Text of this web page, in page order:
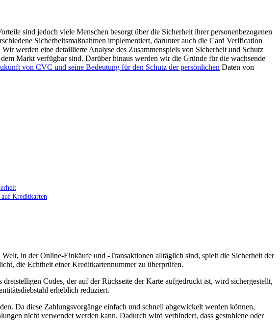
sind jedoch viele Menschen besorgt über⁢ die Sicherheit ihrer personenbezogenen
Sicherheitsmaßnahmen implementiert, darunter ‍auch die Card Verification
Wir werden‌ eine detaillierte⁢ Analyse des ⁤Zusammenspiels⁤ von Sicherheit und Schutz
Markt verfügbar sind. Darüber hinaus werden wir die Gründe für die wachsende
von CVC und ​seine⁣ Bedeutung für den Schutz der persönlichen Daten von
auf Kreditkarten
in ‍der Online-Einkäufe⁤ und -Transaktionen alltäglich sind, spielt die Sicherheit der
die Echtheit einer ‌Kreditkartennummer zu überprüfen.
Codes, der auf ⁤der Rückseite⁣ der ‍Karte aufgedruckt ist, wird sichergestellt,
erheblich reduziert.
Da diese Zahlungsvorgänge⁤ einfach und schnell abgewickelt werden können,
nicht verwendet werden kann. Dadurch wird verhindert,⁤ dass gestohlene oder